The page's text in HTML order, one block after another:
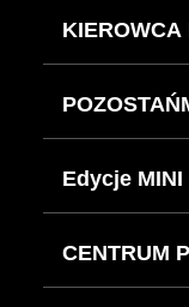
KIEROWCA
Edycje MINI
CENTRUM